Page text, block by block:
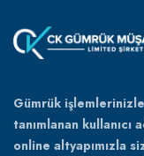
Gümrük
tanımlanan
online altyapımızla